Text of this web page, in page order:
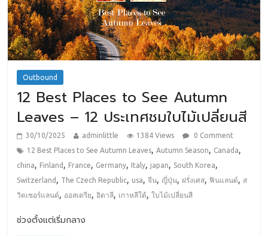
Outbound
12 Best Places to See Autumn
Leaves – 12 ประเทศชมใบไม้เปลี่ยนสี
30/10/2025 adminlittle 1384 Views
0 Comment
12 Best Places to See Autumn Leaves,Autumn Season, Canada,
china, Finland , France, Germany, Italy, japan, South Korea,
Switzerland , The Czech Republic, usa,จีน, ญี่ปุ่น, ฝรั่งเศส,ฟินแลนด์, ส
วิตเซอร์แลนด์, ออสเตรีย,อิตาลี, เกาหลีใต้,ใบไม้เปลี่ยนสี
ช่วงตั้งแต่เริ่มกลาง